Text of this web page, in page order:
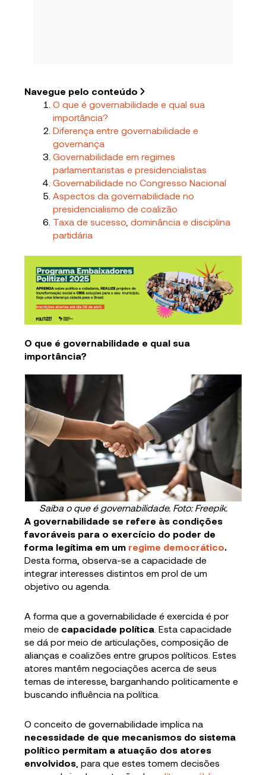
Navegue pelo conteúdo
O que é governabilidade e qual sua
importância?
Diferença entre governabilidade e
governança
Governabilidade em regimes
parlamentaristas e presidencialistas
Governabilidade no Congresso Nacional
Aspectos da governabilidade no
presidencialismo de coalizão
Taxa de sucesso, dominância e disciplina
partidária
O que é governabilidade e qual sua
importância?
Saiba o que é governabilidade. Foto: Freepik.
A governabilidade se refere às condições
favoráveis para o exercício do poder de
forma legítima em um regime democrático.
Desta forma, observa-se a capacidade de
integrar interesses distintos em prol de um
objetivo ou agenda.
A forma que a governabilidade é exercida é por
meio de capacidade política . Esta capacidade
se dá por meio de articulações, composição de
alianças e coalizões entre grupos políticos. Estes
atores mantêm negociações acerca de seus
temas de interesse, barganhando politicamente e
buscando influência na política.
O conceito de governabilidade implica na
necessidade de que mecanismos do sistema
político permitam a atuação dos atores
envolvidos , para que estes tomem decisões